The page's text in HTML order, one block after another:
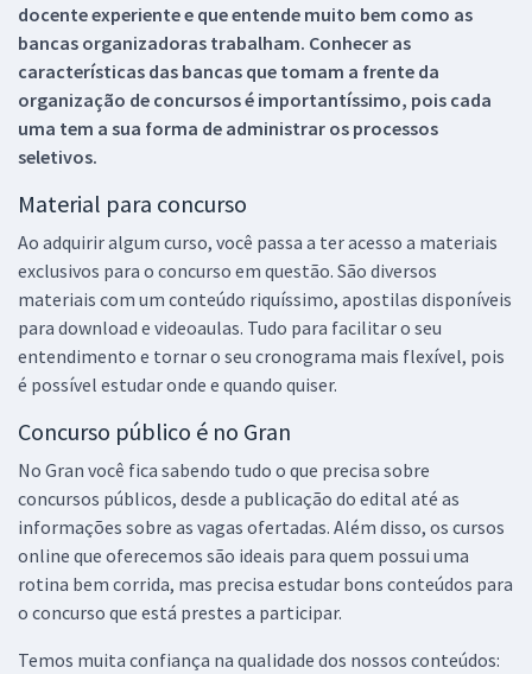
docente experiente e que entende muito bem como as
bancas organizadoras trabalham. Conhecer as
características das bancas que tomam a frente da
organização de concursos é importantíssimo, pois cada
uma tem a sua forma de administrar os processos
seletivos.
Material para concurso
Ao adquirir algum curso, você passa a ter acesso a materiais
exclusivos para o concurso em questão. São diversos
materiais com um conteúdo riquíssimo, apostilas disponíveis
para download e videoaulas. Tudo para facilitar o seu
entendimento e tornar o seu cronograma mais flexível, pois
é possível estudar onde e quando quiser.
Concurso público é no Gran
No Gran você fica sabendo tudo o que precisa sobre
concursos públicos, desde a publicação do edital até as
informações sobre as vagas ofertadas. Além disso, os cursos
online que oferecemos são ideais para quem possui uma
rotina bem corrida, mas precisa estudar bons conteúdos para
o concurso que está prestes a participar.
Temos muita confiança na qualidade dos nossos conteúdos: